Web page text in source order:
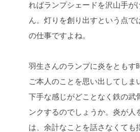
ればランプシェードを沢山手が
ん。灯りを創り出すという点で
の仕事ですよね。
羽生さんのランプに炎をともす
ご本人のことを思い出してしま
下手な感じがどことなく鉄の武
ンクするのでしょうか。炎が人
は、余計なことを話さなくても